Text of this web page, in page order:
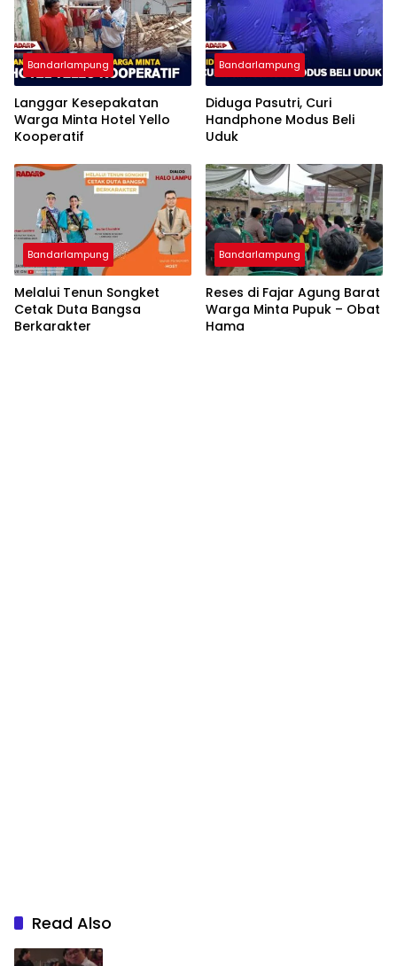
Bandarlampung
Langgar Kesepakatan
Warga Minta Hotel Yello
Kooperatif
Bandarlampung
Diduga Pasutri, Curi
Handphone Modus Beli
Uduk
Bandarlampung
Melalui Tenun Songket
Cetak Duta Bangsa
Berkarakter
Bandarlampung
Reses di Fajar Agung Barat
Warga Minta Pupuk – Obat
Hama
Read Also